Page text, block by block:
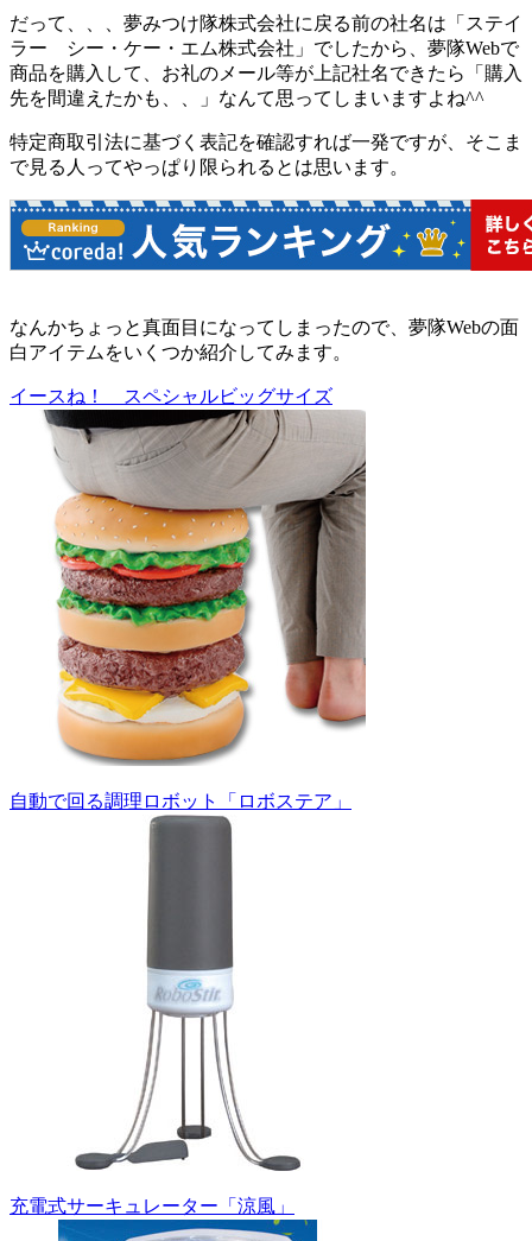
だって、、、夢みつけ隊株式会社に戻る前の社名は「ステイ
ラー シー・ケー・エム株式会社」でしたから、夢隊Webで
商品を購入して、お礼のメール等が上記社名できたら「購入
先を間違えたかも、、」なんて思ってしまいますよね^^
特定商取引法に基づく表記を確認すれば一発ですが、そこま
で見る人ってやっぱり限られるとは思います。
なんかちょっと真面目になってしまったので、夢隊Webの面
白アイテムをいくつか紹介してみます。
イースね！ スペシャルビッグサイズ
自動で回る調理ロボット「ロボステア」
充電式サーキュレーター「涼風」